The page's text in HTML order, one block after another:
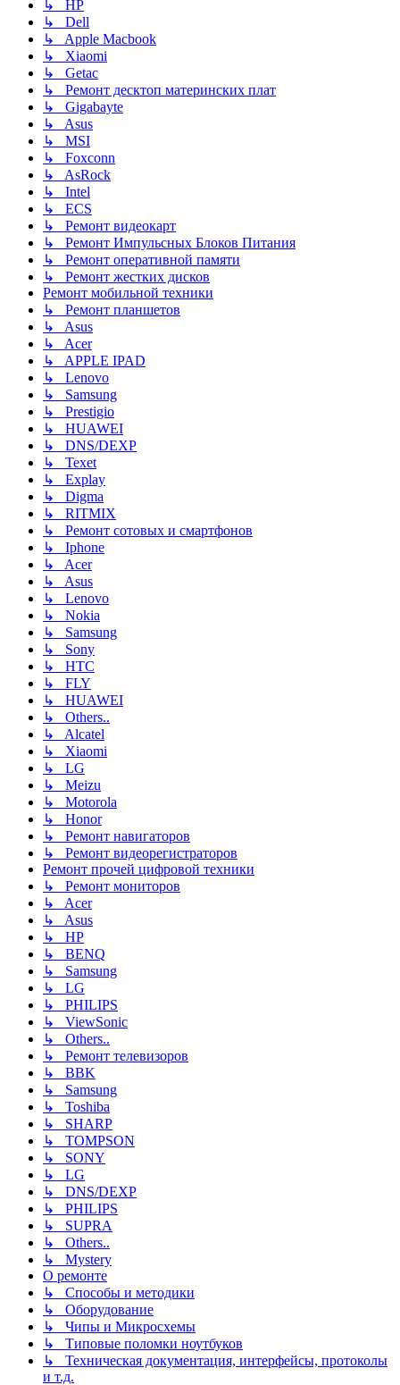
↳ HP
↳ Dell
↳ Apple Macbook
↳ Xiaomi
↳ Getac
↳ Ремонт десктоп материнских плат
↳ Gigabayte
↳ Asus
↳ MSI
↳ Foxconn
↳ AsRock
↳ Intel
↳ ECS
↳ Ремонт видеокарт
↳ Ремонт Импульсных Блоков Питания
↳ Ремонт оперативной памяти
↳ Ремонт жестких дисков
Ремонт мобильной техники
↳ Ремонт планшетов
↳ Asus
↳ Acer
↳ APPLE IPAD
↳ Lenovo
↳ Samsung
↳ Prestigio
↳ HUAWEI
↳ DNS/DEXP
↳ Texet
↳ Explay
↳ Digma
↳ RITMIX
↳ Ремонт сотовых и смартфонов
↳ Iphone
↳ Acer
↳ Asus
↳ Lenovo
↳ Nokia
↳ Samsung
↳ Sony
↳ HTC
↳ FLY
↳ HUAWEI
↳ Others..
↳ Alcatel
↳ Xiaomi
↳ LG
↳ Meizu
↳ Motorola
↳ Honor
↳ Ремонт навигаторов
↳ Ремонт видеорегистраторов
Ремонт прочей цифровой техники
↳ Ремонт мониторов
↳ Acer
↳ Asus
↳ HP
↳ BENQ
↳ Samsung
↳ LG
↳ PHILIPS
↳ ViewSonic
↳ Others..
↳ Ремонт телевизоров
↳ BBK
↳ Samsung
↳ Toshiba
↳ SHARP
↳ TOMPSON
↳ SONY
↳ LG
↳ DNS/DEXP
↳ PHILIPS
↳ SUPRA
↳ Others..
↳ Mystery
О ремонте
↳ Способы и методики
↳ Оборудование
↳ Чипы и Микросхемы
↳ Типовые поломки ноутбуков
↳ Техническая документация, интерфейсы, протоколы
и т.д.